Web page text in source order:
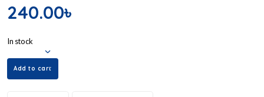
240.00৳
In stock
Add to cart